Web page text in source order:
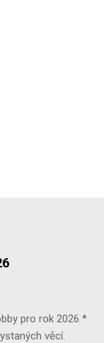
pro rok 2026 *
věcí.